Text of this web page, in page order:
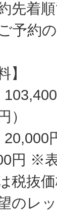
先着
予約
】
）
円 ※
税抜価
のレ